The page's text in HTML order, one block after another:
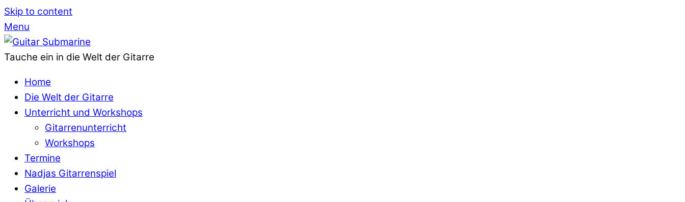
Skip to content
Menu
Tauche ein in die Welt der Gitarre
Home
Die Welt der Gitarre
Unterricht und Workshops
Gitarrenunterricht
Workshops
Termine
Nadjas Gitarrenspiel
Galerie